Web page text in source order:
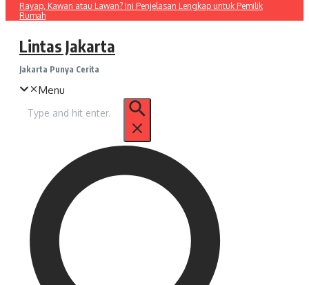
Rayap, Kawan atau Lawan? Ini Penjelasan Lengkap untuk Pemilik
Rumah
Lintas Jakarta
Jakarta Punya Cerita
Menu
untuk: